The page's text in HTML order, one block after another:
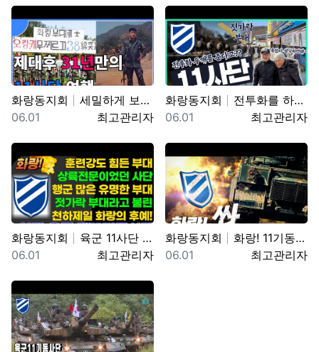
화랑동지회
세밀하게 보려면 위로 당기세요 0:12 0:36 …
등록자
최고관리자
등록일
06.01
화랑동지회
전투화를 하나 더 준다는 썰(?) 11사단, 젓가락 부…
등록자
최고관리자
등록일
06.01
화랑동지회
육군 11사단 화랑부대 훈련 강도 매우 강하며 숨겨진 …
등록자
최고관리자
등록일
06.01
화랑동지회
화랑! 11기동사단 혹한기 훈련을 명 받았습니다!!(f…
등록자
최고관리자
등록일
06.01